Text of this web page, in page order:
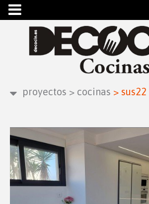
proyectos > cocinas > sus22